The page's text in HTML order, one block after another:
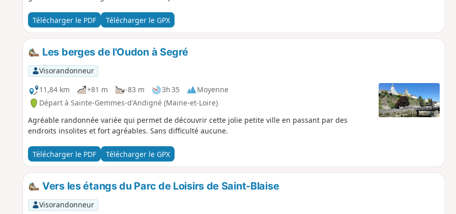
Télécharger le PDF Télécharger le GPX
Les berges de l'Oudon à Segré
Visorandonneur
11,84 km
+81 m -83 m 3h 35
Moyenne
Départ à Sainte-Gemmes-d'Andigné (Maine-et-Loire)
Agréable randonnée variée qui permet de découvrir cette jolie petite ville en passant par des
endroits insolites et fort agréables. Sans difficulté aucune.
Télécharger le PDF Télécharger le GPX
Vers les étangs du Parc de Loisirs de Saint-Blaise
Visorandonneur